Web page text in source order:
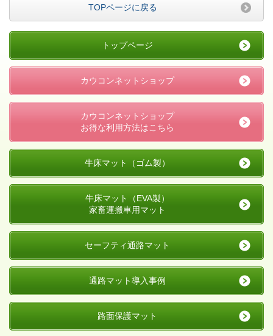
TOPページに戻る
トップページ
カウコンネットショップ
カウコンネットショップ
お得な利用方法はこちら
牛床マット（ゴム製）
牛床マット（EVA製）
家畜運搬車用マット
セーフティ通路マット
通路マット導入事例
路面保護マット